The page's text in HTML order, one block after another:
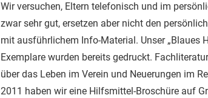
Wir versuchen, Eltern telefonisch und im
zwar sehr gut, ersetzen aber nicht den
mit ausführlichem Info-Material. Unser „Blaues
Exemplare wurden bereits gedruckt.
über das Leben im Verein und Neuerungen im
2011 haben wir eine Hilfsmittel-Broschüre auf